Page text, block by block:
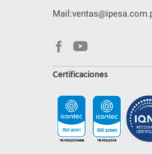
Mail:
Certificaciones